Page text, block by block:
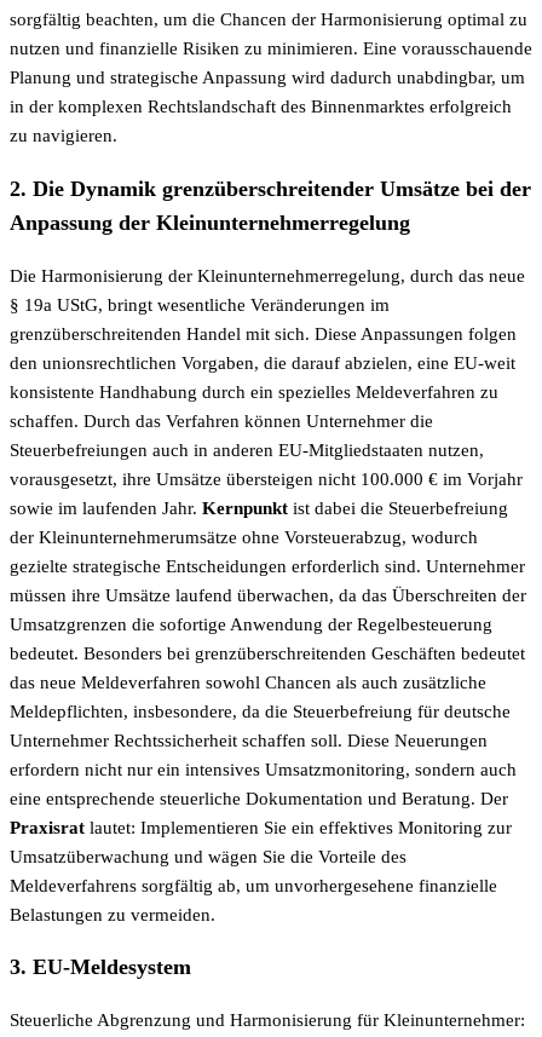
sorgfältig beachten, um die Chancen der Harmonisierung optimal zu
nutzen und finanzielle Risiken zu minimieren. Eine vorausschauende
Planung und strategische Anpassung wird dadurch unabdingbar, um
in der komplexen Rechtslandschaft des Binnenmarktes erfolgreich
zu navigieren.
2. Die Dynamik grenzüberschreitender Umsätze bei der
Anpassung der Kleinunternehmerregelung
Die Harmonisierung der Kleinunternehmerregelung, durch das neue
§ 19a UStG, bringt wesentliche Veränderungen im
grenzüberschreitenden Handel mit sich. Diese Anpassungen folgen
den unionsrechtlichen Vorgaben, die darauf abzielen, eine EU-weit
konsistente Handhabung durch ein spezielles Meldeverfahren zu
schaffen. Durch das Verfahren können Unternehmer die
Steuerbefreiungen auch in anderen EU-Mitgliedstaaten nutzen,
vorausgesetzt, ihre Umsätze übersteigen nicht 100.000 € im Vorjahr
sowie im laufenden Jahr. Kernpunkt ist dabei die Steuerbefreiung
der Kleinunternehmerumsätze ohne Vorsteuerabzug, wodurch
gezielte strategische Entscheidungen erforderlich sind. Unternehmer
müssen ihre Umsätze laufend überwachen, da das Überschreiten der
Umsatzgrenzen die sofortige Anwendung der Regelbesteuerung
bedeutet. Besonders bei grenzüberschreitenden Geschäften bedeutet
das neue Meldeverfahren sowohl Chancen als auch zusätzliche
Meldepflichten, insbesondere, da die Steuerbefreiung für deutsche
Unternehmer Rechtssicherheit schaffen soll. Diese Neuerungen
erfordern nicht nur ein intensives Umsatzmonitoring, sondern auch
eine entsprechende steuerliche Dokumentation und Beratung. Der
Praxisrat lautet: Implementieren Sie ein effektives Monitoring zur
Umsatzüberwachung und wägen Sie die Vorteile des
Meldeverfahrens sorgfältig ab, um unvorhergesehene finanzielle
Belastungen zu vermeiden.
3. EU-Meldesystem
Steuerliche Abgrenzung und Harmonisierung für Kleinunternehmer: